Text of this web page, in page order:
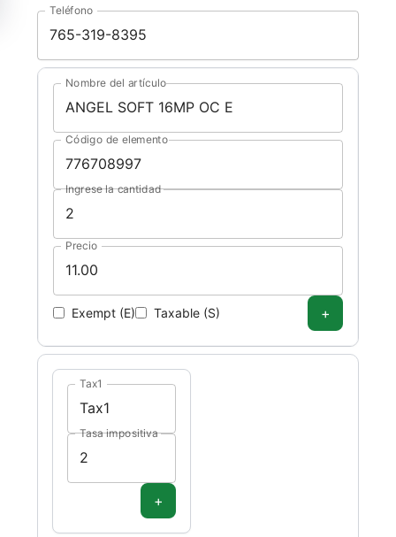
Teléfono
Nombre del artículo
Código de elemento
Ingrese la cantidad
Precio
Exempt (E) Taxable (S) +
Tax1
Tasa impositiva
+